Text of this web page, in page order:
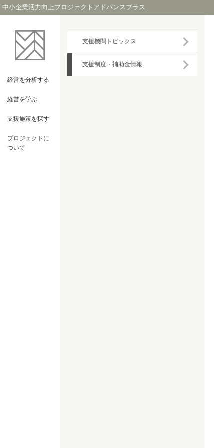
中小企業活力向上プロジェクトアドバンスプラス
経営を分析する
経営を学ぶ
支援施策を探す
プロジェクト に
ついて
支援機関トピックス
支援制度・補助金情報